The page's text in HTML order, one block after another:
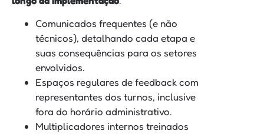
Comunicados frequentes (e não
técnicos), detalhando cada etapa e
suas consequências para os setores
envolvidos.
Espaços regulares de feedback com
representantes dos turnos, inclusive
fora do horário administrativo.
Multiplicadores internos treinados